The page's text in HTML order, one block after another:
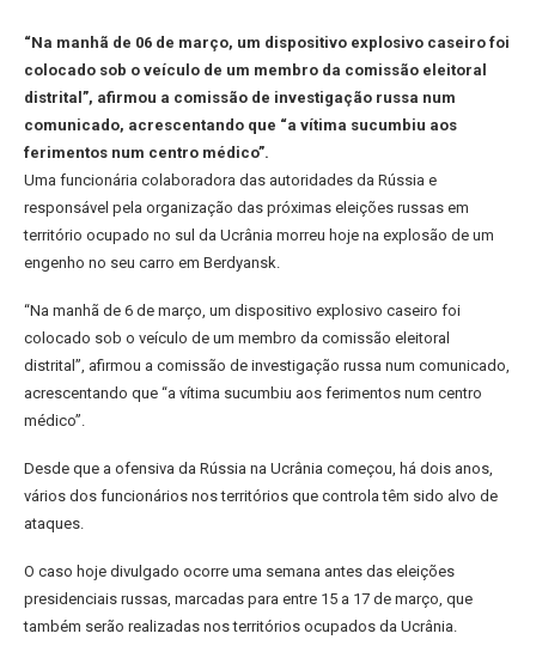
“Na manhã de 06 de março, um dispositivo explosivo caseiro foi
colocado sob o veículo de um membro da comissão eleitoral
distrital”, afirmou a comissão de investigação russa num
comunicado, acrescentando que “a vítima sucumbiu aos
ferimentos num centro médico”.
Uma funcionária colaboradora das autoridades da Rússia e
responsável pela organização das próximas eleições russas em
território ocupado no sul da Ucrânia morreu hoje na explosão de um
engenho no seu carro em Berdyansk.
“Na manhã de 6 de março, um dispositivo explosivo caseiro foi
colocado sob o veículo de um membro da comissão eleitoral
distrital”, afirmou a comissão de investigação russa num comunicado,
acrescentando que “a vítima sucumbiu aos ferimentos num centro
médico”.
Desde que a ofensiva da Rússia na Ucrânia começou, há dois anos,
vários dos funcionários nos territórios que controla têm sido alvo de
ataques.
O caso hoje divulgado ocorre uma semana antes das eleições
presidenciais russas, marcadas para entre 15 a 17 de março, que
também serão realizadas nos territórios ocupados da Ucrânia.